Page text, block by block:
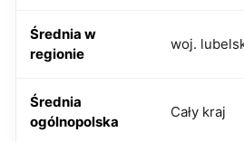
Średnia w
regionie
woj.
Średnia
ogólnopolska
Cały kraj